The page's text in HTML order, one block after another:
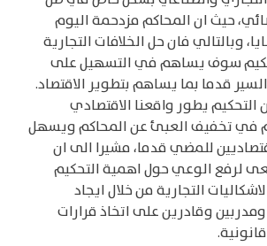
حيث ان المحاكم مزدحمة اليوم
وبالتالي فان حل الخلافات التجارية
سوف يساهم في التسهيل على
قدما بما يساهم بتطوير الاقتصاد.
التحكيم يطور واقعنا الاقتصادي
في تخفيف العبئ عن المحاكم ويسهل
للمضي قدما، مشيرا الى ان
لرفع الوعي حول اهمية التحكيم
التجارية من خلال ايجاد
وقادرين على اتخاذ قرارات